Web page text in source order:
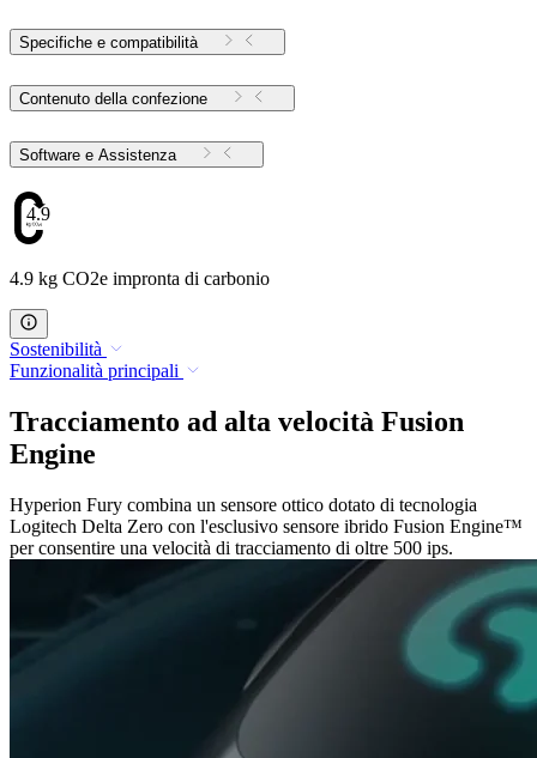
Specifiche e compatibilità
Contenuto della confezione
Software e Assistenza
4.9
4.9 kg CO2e impronta di carbonio
Sostenibilità
Funzionalità principali
Tracciamento ad alta velocità Fusion
Engine
Hyperion Fury combina un sensore ottico dotato di tecnologia
Logitech Delta Zero con l'esclusivo sensore ibrido Fusion Engine™
per consentire una velocità di tracciamento di oltre 500 ips.